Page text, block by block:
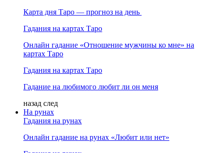
Карта дня Таро — прогноз на день
Гадания на картах Таро
Онлайн гадание «Отношение мужчины ко мне» на
картах Таро
Гадания на картах Таро
Гадание на любимого любит ли он меня
назад след
На рунах
Гадания на рунах
Онлайн гадание на рунах «Любит или нет»